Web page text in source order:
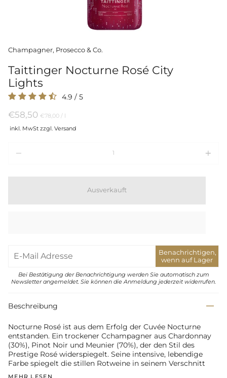
Champagner, Prosecco & Co.
Taittinger Nocturne Rosé City
Lights
4.9 / 5
€58,50 Preis
Einheit
€78,00 /per
l
inkl. MwSt zzgl. Versand
Ausverkauft
Benachrichtigen,
wenn auf Lager
Bei Bestätigung der Benachrichtigung werden Sie automatisch zum
Newsletter angemeldet. Sie können die Anmeldung jederzeit widerrufen.
Beschreibung
Nocturne Rosé ist aus dem Erfolg der Cuvée Nocturne
entstanden. Ein trockener Cchampagner aus Chardonnay
(30%), Pinot Noir und Meunier (70%), der den Stil des
Prestige Rosé widerspiegelt. Seine intensive, lebendige
Farbe spiegelt die stillen Rotweine in seinem Verschnitt